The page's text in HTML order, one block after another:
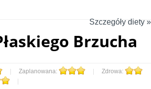
Szczegóły diety »
Brzucha
Zaplanowana:
Zdrowa: